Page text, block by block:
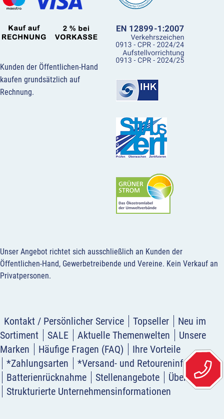
Kunden der Öffentlichen-Hand
kaufen grundsätzlich auf
Rechnung.
Unser Angebot richtet sich ausschließlich an Kunden der
Öffentlichen-Hand, Gewerbetreibende und Vereine. Kein Verkauf an
Privatpersonen.
Kontakt / Persönlicher Service Topseller
Neu im
Sortiment
SALE Aktuelle Themenwelten
Unsere
Marken
Häufige Fragen (FAQ)
Ihre Vorteile
*Zahlungsarten
*Versand- und Retoureninformation
Batterienrücknahme
Stellenangebote
Über uns
Strukturierte Unternehmensinformationen